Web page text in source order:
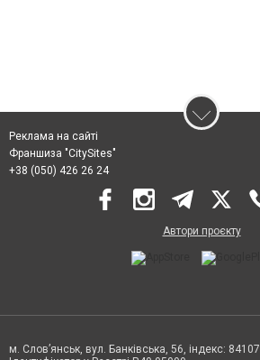
Реклама на сайті
Франшиза "CitySites"
+38 (050) 426 26 24
Автори проєкту
м. Слов’янськ, вул. Банківська, 56, індекс: 84107